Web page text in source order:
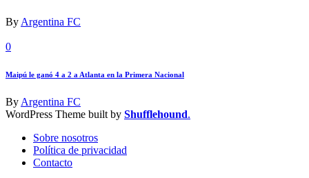
By Argentina FC
0
Maipú le ganó 4 a 2 a Atlanta en la Primera Nacional
By Argentina FC
WordPress Theme built by Shufflehound.
Sobre nosotros
Política de privacidad
Contacto